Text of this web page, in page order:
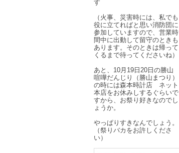
す
（火事、災害時には、私でも
役に立てればと思い消防団に
参加していますので、営業時
間中に出動して留守のときも
あります。そのときは帰って
くるまで待ってくださいね）
あと、10月19日20日の勝山
喧嘩だんじり（勝山まつり）
の時には森本時計店 ネット
本店をお休みしするぐらいで
すから、お祭り好きなのでし
ょうか。
やっぱりすきなんでしょう。
（祭りバカをお許しくださ
い）